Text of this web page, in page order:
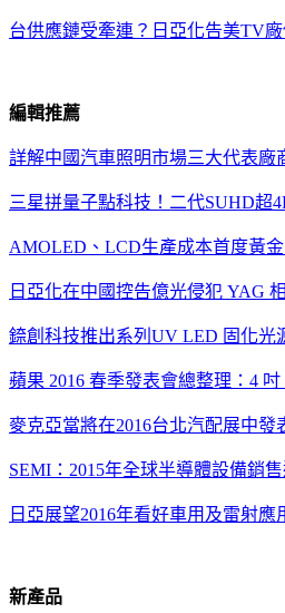
台供應鏈受牽連？日亞化告美TV
編輯推薦
詳解中國汽車照明市場三大代表廠
三星拼量子點科技！二代SUHD超
AMOLED 、 LCD生產成本首度黃
日亞化在中國控告億光侵犯 YAG
錼創科技推出系列 UV LED 固化光
蘋果 2016 春季發表會總整理： 4 吋
麥克亞當將在2016台北汽配展中發
SEMI ： 2015年全球半導體設備銷售
日亞展望2016年看好車用及雷射應
新產品